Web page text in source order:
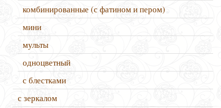
комбинированные (с фатином и пером)
мини
мульты
одноцветный
с блестками
с зеркалом